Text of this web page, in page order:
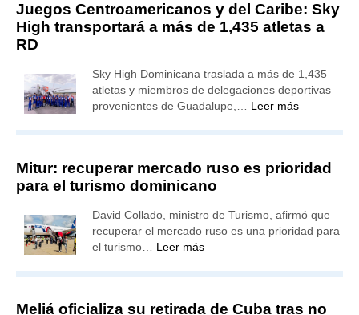
Juegos Centroamericanos y del Caribe: Sky
High transportará a más de 1,435 atletas a
RD
Sky High Dominicana traslada a más de 1,435
atletas y miembros de delegaciones deportivas
provenientes de Guadalupe,… Leer más
Mitur: recuperar mercado ruso es prioridad
para el turismo dominicano
David Collado, ministro de Turismo, afirmó que
recuperar el mercado ruso es una prioridad para
el turismo… Leer más
Meliá oficializa su retirada de Cuba tras no